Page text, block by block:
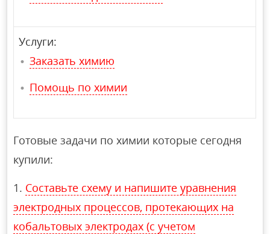
Услуги:
Заказать химию
Помощь по химии
Готовые задачи по химии которые сегодня
купили:
Составьте схему и напишите уравнения
электродных процессов, протекающих на
кобальтовых электродах (с учетом